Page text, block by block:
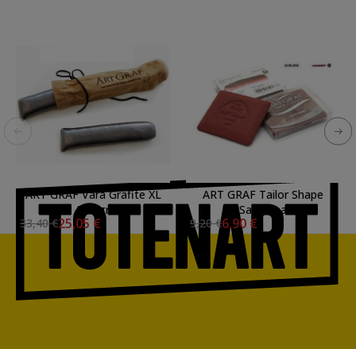
ART GRAF Vara Grafite XL
250 gr
33,40 €25,05 €
ART GRAF Tailor Shape
Sanguina
9,20 €6,90 €